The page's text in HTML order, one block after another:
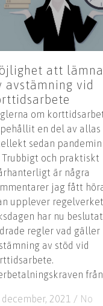
att
avstämning vid
om
en del av allas
sedan
Trubbigt och praktiskt
är några
jag fått
upplever
har nu
regler vad gäller
av stöd vid
december, 2021 / No